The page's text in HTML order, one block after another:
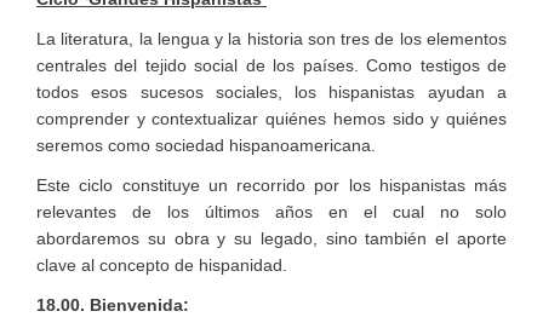
La literatura, la lengua y la historia son tres de los elementos
centrales del tejido social de los países. Como testigos de
todos esos sucesos sociales, los hispanistas ayudan a
comprender y contextualizar quiénes hemos sido y quiénes
seremos como sociedad hispanoamericana.
Este ciclo constituye un recorrido por los hispanistas más
relevantes de los últimos años en el cual no solo
abordaremos su obra y su legado, sino también el aporte
clave al concepto de hispanidad.
18.00. Bienvenida: